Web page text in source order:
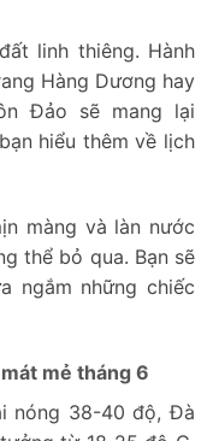
linh thiêng. Hành
Hàng Dương hay
Đảo sẽ mang lại
hiểu thêm về lịch
màng và làn nước
thể bỏ qua. Bạn sẽ
ngắm những chiếc
mẻ tháng 6
nóng 38-40 độ, Đà